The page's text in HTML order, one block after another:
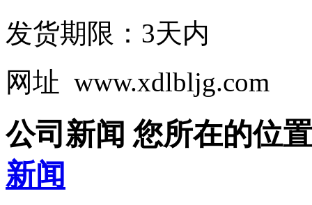
发货期限：3天内
网址 www.xdlbljg.com
公司新闻 您所在的位
新闻